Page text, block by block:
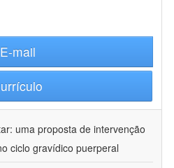
E-mail
uma proposta de intervenção
ciclo gravídico puerperal